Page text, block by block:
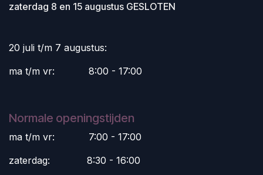
zaterdag 8 en 15 augustus GESLOTEN
20 juli t/m 7 augustus:
ma t/m vr:
​8:00 - 17:00
Normale openingstijden
ma t/m vr:
​7:00 - 17:00
zaterdag:
​8:30 - 16:00